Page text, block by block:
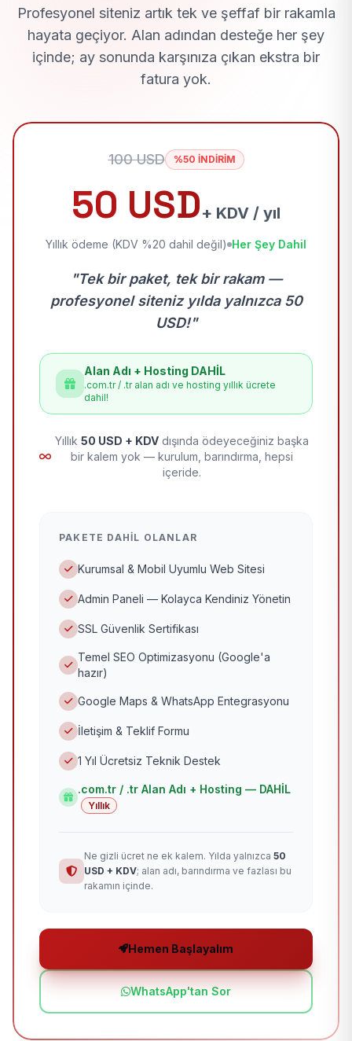
Profesyonel siteniz artık tek ve şeffaf bir rakamla
hayata geçiyor. Alan adından desteğe her şey
içinde; ay sonunda karşınıza çıkan ekstra bir
fatura yok.
100 USD %50 İNDİRİM
50 USD+ KDV / yıl
Yıllık ödeme (KDV %20 dahil değil) Her Şey Dahil
"Tek bir paket, tek bir rakam —
profesyonel siteniz yılda yalnızca 50
USD!"
Alan Adı + Hosting DAHİL
.com.tr / .tr alan adı ve hosting yıllık ücrete
dahil!
Yıllık 50 USD + KDV dışında ödeyeceğiniz başka
bir kalem yok — kurulum, barındırma, hepsi
içeride.
PAKETE DAHIL OLANLAR
Kurumsal & Mobil Uyumlu Web Sitesi
Admin Paneli — Kolayca Kendiniz Yönetin
SSL Güvenlik Sertifikası
Temel SEO Optimizasyonu (Google'a
hazır)
Google Maps & WhatsApp Entegrasyonu
İletişim & Teklif Formu
1 Yıl Ücretsiz Teknik Destek
.com.tr / .tr Alan Adı + Hosting — DAHİL
Yıllık
Ne gizli ücret ne ek kalem. Yılda yalnızca 50
USD + KDV; alan adı, barındırma ve fazlası bu
rakamın içinde.
Hemen Başlayalım
WhatsApp'tan Sor